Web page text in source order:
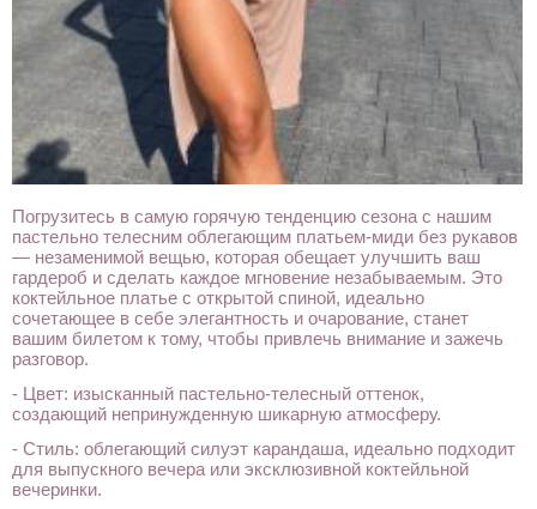
Погрузитесь в самую горячую тенденцию сезона с нашим
пастельно телесним облегающим платьем-миди без рукавов
— незаменимой вещью, которая обещает улучшить ваш
гардероб и сделать каждое мгновение незабываемым. Это
коктейльное платье с открытой спиной, идеально
сочетающее в себе элегантность и очарование, станет
вашим билетом к тому, чтобы привлечь внимание и зажечь
разговор.
- Цвет: изысканный пастельно-телесный оттенок,
создающий непринужденную шикарную атмосферу.
- Стиль: облегающий силуэт карандаша, идеально подходит
для выпускного вечера или эксклюзивной коктейльной
вечеринки.